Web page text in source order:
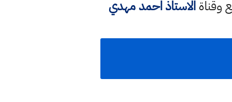
وقناةالاستاذ احمد مهدي